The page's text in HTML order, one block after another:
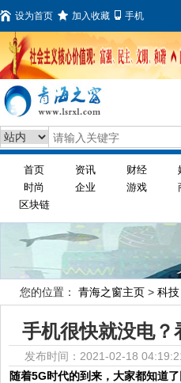
设为首页 加入收藏 手机
首页 资讯 财经
时尚
企业 游戏
区块链
您的位置： 青海之窗主页 > 科技
手机很快就没电？
发布时间：2021-02-18
随着5G时代的到来，大家都知道